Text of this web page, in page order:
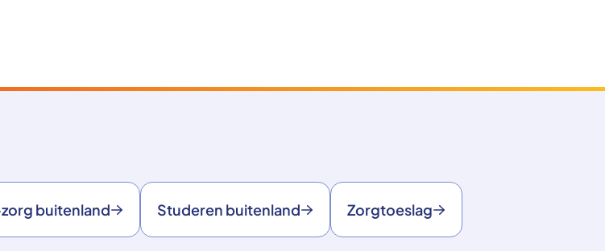
buitenland Studeren buitenland Zorgtoeslag